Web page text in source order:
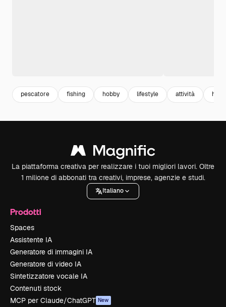
pescatore fishing hobby lifestyle attività
La piattaforma creativa per realizzare i tuoi migliori lavori. Oltre
1 milione di abbonati tra creativi, imprese, agenzie e studi.
Italiano
Prodotti
Spaces
Assistente IA
Generatore di immagini IA
Generatore di video IA
Sintetizzatore vocale IA
Contenuti stock
MCP per Claude/ChatGPT New